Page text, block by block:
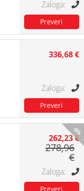
336,68 €
-6%
262,23 €
278,96
€